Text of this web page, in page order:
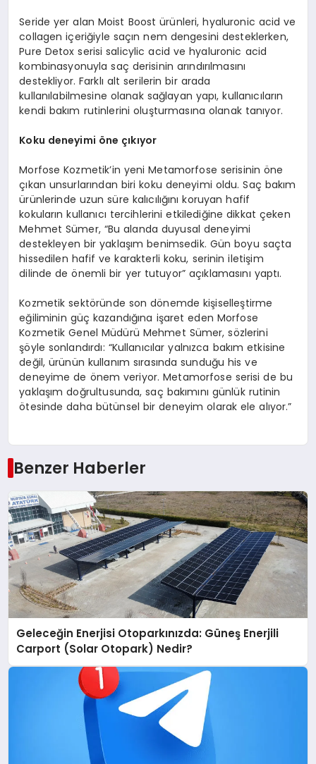
Seride yer alan Moist Boost ürünleri, hyaluronic acid ve
collagen içeriğiyle saçın nem dengesini desteklerken,
Pure Detox serisi salicylic acid ve hyaluronic acid
kombinasyonuyla saç derisinin arındırılmasını
destekliyor. Farklı alt serilerin bir arada
kullanılabilmesine olanak sağlayan yapı, kullanıcıların
kendi bakım rutinlerini oluşturmasına olanak tanıyor.
Koku deneyimi öne çıkıyor
Morfose Kozmetik’in yeni Metamorfose serisinin öne
çıkan unsurlarından biri koku deneyimi oldu. Saç bakım
ürünlerinde uzun süre kalıcılığını koruyan hafif
kokuların kullanıcı tercihlerini etkilediğine dikkat çeken
Mehmet Sümer, “Bu alanda duyusal deneyimi
destekleyen bir yaklaşım benimsedik. Gün boyu saçta
hissedilen hafif ve karakterli koku, serinin iletişim
dilinde de önemli bir yer tutuyor” açıklamasını yaptı.
Kozmetik sektöründe son dönemde kişiselleştirme
eğiliminin güç kazandığına işaret eden Morfose
Kozmetik Genel Müdürü Mehmet Sümer, sözlerini
şöyle sonlandırdı: “Kullanıcılar yalnızca bakım etkisine
değil, ürünün kullanım sırasında sunduğu his ve
deneyime de önem veriyor. Metamorfose serisi de bu
yaklaşım doğrultusunda, saç bakımını günlük rutinin
ötesinde daha bütünsel bir deneyim olarak ele alıyor.”
Benzer Haberler
Geleceğin Enerjisi Otoparkınızda: Güneş Enerjili
Carport (Solar Otopark) Nedir?